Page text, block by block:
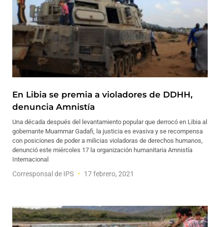
En Libia se premia a violadores de DDHH,
denuncia Amnistía
Una década después del levantamiento popular que derrocó en Libia al
gobernante Muammar Gadafi, la justicia es evasiva y se recompensa
con posiciones de poder a milicias violadoras de derechos humanos,
denunció este miércoles 17 la organización humanitaria Amnistía
Internacional
Corresponsal de IPS 17 febrero, 2021